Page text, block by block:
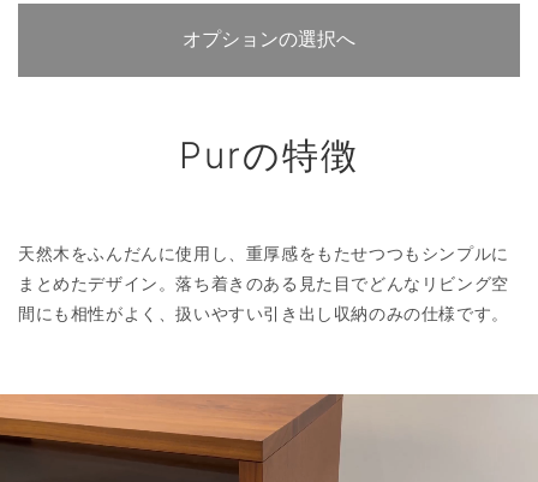
オプションの選択へ
Purの特徴
天然木をふんだんに使用し、重厚感をもたせつつもシンプルに
まとめたデザイン。落ち着きのある見た目でどんなリビング空
間にも相性がよく、扱いやすい引き出し収納のみの仕様です。